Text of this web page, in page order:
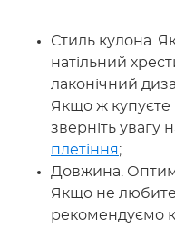
Стиль кулона.
натільний
лаконічний
Якщо ж купуєте
зверніть увагу
плетіння;
Довжина.
Якщо не
рекомендуємо